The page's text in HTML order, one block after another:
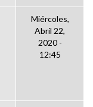
Miércoles,
Abril 22,
2020 -
12:45